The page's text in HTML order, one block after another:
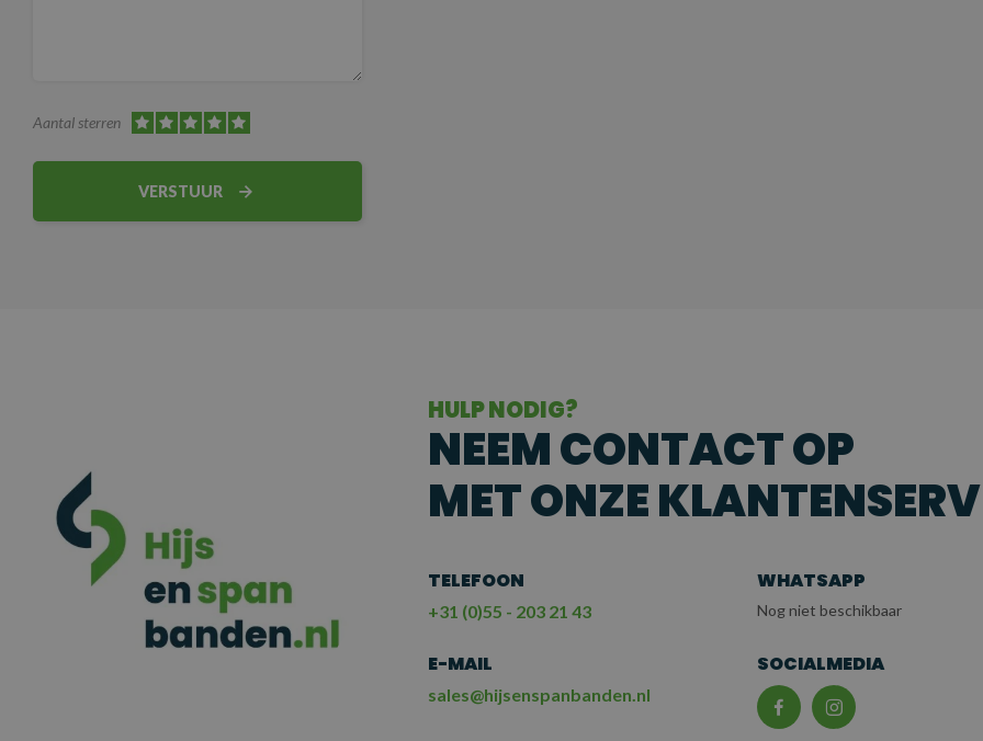
Aantal sterren
VERSTUUR
HULP NODIG?
NEEM CONTACT OP
MET ONZE
TELEFOON
+31 (0)55 - 203 21 43
WHATSAPP
Nog niet beschikbaar
E-MAIL
sales@hijsenspanbanden.nl
SOCIALMEDIA